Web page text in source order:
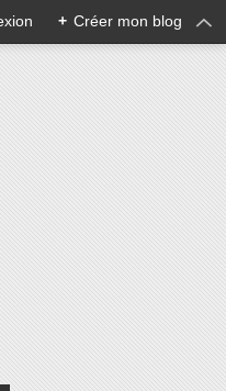
+ Créer mon blog